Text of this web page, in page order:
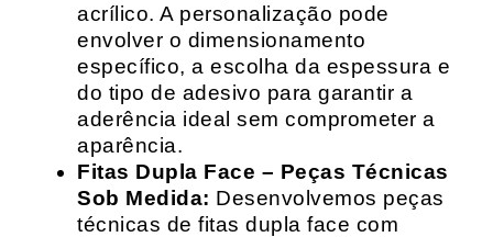
acrílico. A personalização pode
envolver o dimensionamento
específico, a escolha da espessura e
do tipo de adesivo para garantir a
aderência ideal sem comprometer a
aparência.
Fitas Dupla Face – Peças Técnicas
Sob Medida: Desenvolvemos peças
técnicas de fitas dupla face com